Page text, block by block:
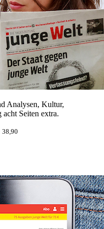
Analysen, Kultur,
Seiten extra.
38,90